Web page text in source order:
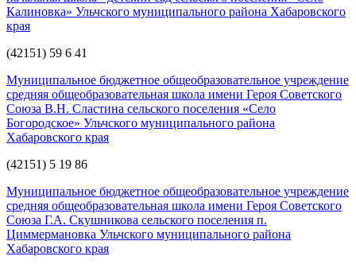
Калиновка» Ульчского муниципального района Хабаровского
края
(42151) 59 6 41
Муниципальное бюджетное общеобразовательное учреждение
средняя общеобразовательная школа имени Героя Советского
Союза В.Н. Сластина сельского поселения «Село
Богородское» Ульчского муниципального района
Хабаровского края
(42151) 5 19 86
Муниципальное бюджетное общеобразовательное учреждение
средняя общеобразовательная школа имени Героя Советского
Союза Г.А. Скушникова сельского поселения п.
Циммермановка Ульчского муниципального района
Хабаровского края